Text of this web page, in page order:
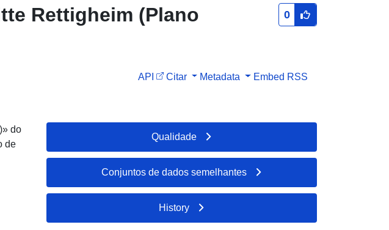
Rettigheim (Plano
0
API Citar Metadata Embed RSS
do
de
Qualidade
Conjuntos de dados semelhantes
History